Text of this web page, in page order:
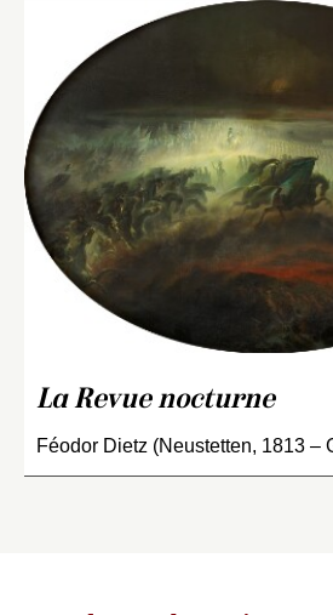
La Revue nocturne
Féodor Dietz (Neustetten, 1813 –